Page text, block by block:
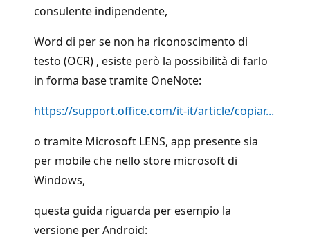
consulente indipendente,
Word di per se non ha riconoscimento di
testo (OCR) , esiste però la possibilità di farlo
in forma base tramite OneNote:
https://support.office.com/it-it/article/copiar...
o tramite Microsoft LENS, app presente sia
per mobile che nello store microsoft di
Windows,
questa guida riguarda per esempio la
versione per Android: